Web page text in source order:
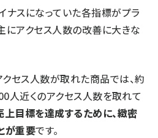
ナスになっていた各指標がプラ
にアクセス人数の改善に大きな
セス人数が取れた商品では、約
人近くのアクセス人数を取れて
上目標を達成するために、緻密
が重要です。